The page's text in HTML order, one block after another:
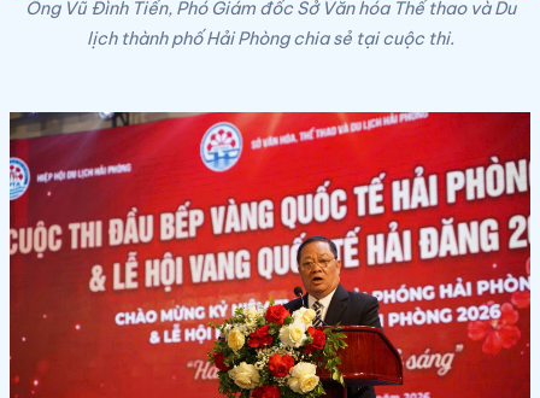
Ông Vũ Đình Tiến, Phó Giám đốc Sở Văn hóa Thể thao và Du
lịch thành phố Hải Phòng chia sẻ tại cuộc thi.